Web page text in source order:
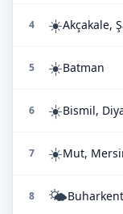
4 ☀️Akçakale,
5 ☀️Batman
6 ☀️Bismil,
7 ☀️Mut,
8 🌤️